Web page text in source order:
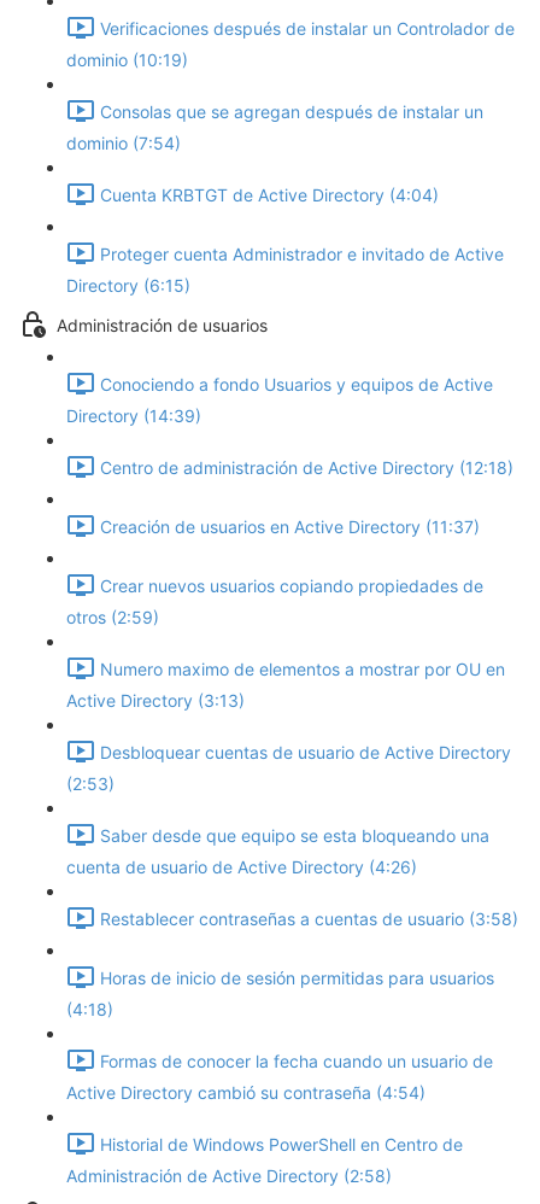
Verificaciones después de instalar un Controlador de
dominio (10:19)
Consolas que se agregan después de instalar un
dominio (7:54)
Cuenta KRBTGT de Active Directory (4:04)
Proteger cuenta Administrador e invitado de Active
Directory (6:15)
Administración de usuarios
Conociendo a fondo Usuarios y equipos de Active
Directory (14:39)
Centro de administración de Active Directory (12:18)
Creación de usuarios en Active Directory (11:37)
Crear nuevos usuarios copiando propiedades de
otros (2:59)
Numero maximo de elementos a mostrar por OU en
Active Directory (3:13)
Desbloquear cuentas de usuario de Active Directory
(2:53)
Saber desde que equipo se esta bloqueando una
cuenta de usuario de Active Directory (4:26)
Restablecer contraseñas a cuentas de usuario (3:58)
Horas de inicio de sesión permitidas para usuarios
(4:18)
Formas de conocer la fecha cuando un usuario de
Active Directory cambió su contraseña (4:54)
Historial de Windows PowerShell en Centro de
Administración de Active Directory (2:58)